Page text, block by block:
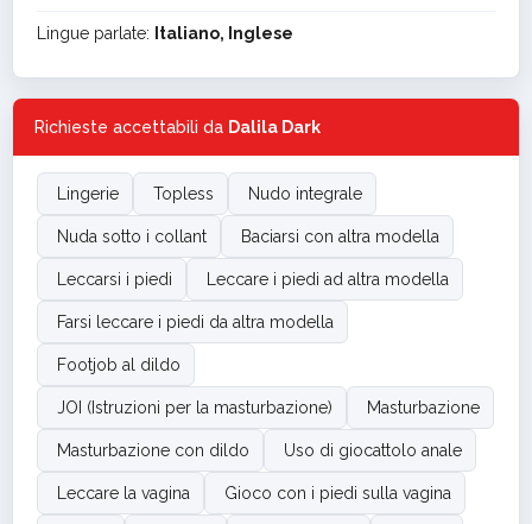
Lingue parlate: Italiano, Inglese
Richieste accettabili da Dalila Dark
Lingerie Topless Nudo integrale
Nuda sotto i collant Baciarsi con altra modella
Leccarsi i piedi Leccare i piedi ad altra modella
Farsi leccare i piedi da altra modella
Footjob al dildo
JOI (Istruzioni per la masturbazione) Masturbazione
Masturbazione con dildo Uso di giocattolo anale
Leccare la vagina Gioco con i piedi sulla vagina